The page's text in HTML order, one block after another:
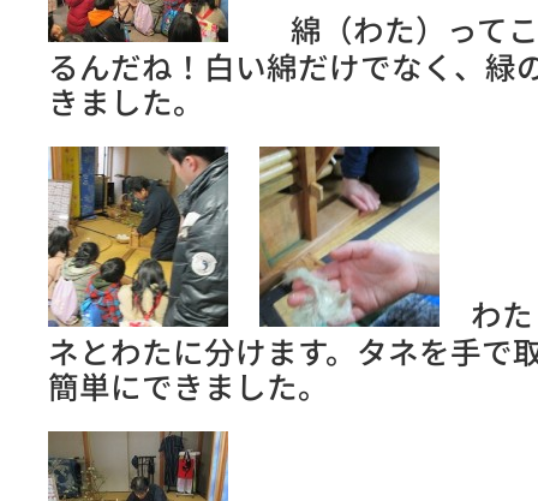
綿（わた）ってこ
るんだね！白い綿だけでなく、緑
きました。
わた
ネとわたに分けます。タネを手で
簡単にできました。